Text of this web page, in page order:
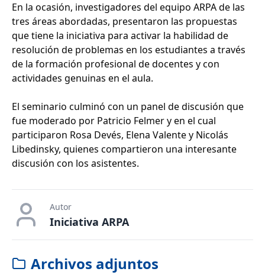
En la ocasión, investigadores del equipo ARPA de las
tres áreas abordadas, presentaron las propuestas
que tiene la iniciativa para activar la habilidad de
resolución de problemas en los estudiantes a través
de la formación profesional de docentes y con
actividades genuinas en el aula.
El seminario culminó con un panel de discusión que
fue moderado por Patricio Felmer y en el cual
participaron Rosa Devés, Elena Valente y Nicolás
Libedinsky, quienes compartieron una interesante
discusión con los asistentes.
Autor
Iniciativa ARPA
Archivos adjuntos